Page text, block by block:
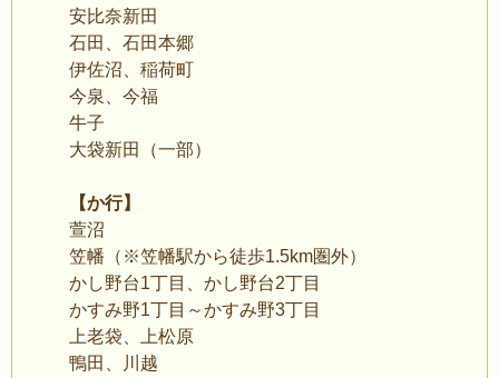
安比奈新田
石田、石田本郷
伊佐沼、稲荷町
今泉、今福
牛子
大袋新田（一部）
【か行】
萱沼
笠幡（※笠幡駅から徒歩1.5km圏外）
かし野台1丁目、かし野台2丁目
かすみ野1丁目～かすみ野3丁目
上老袋、上松原
鴨田、川越